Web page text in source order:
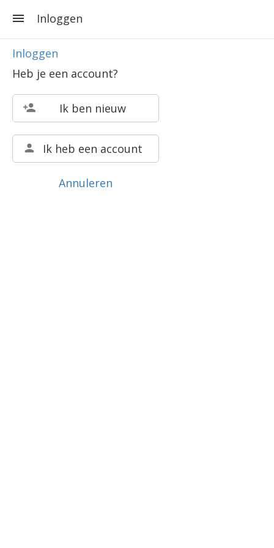
Inloggen
Inloggen
Heb je een account?
Ik ben nieuw
Ik heb een account
Annuleren